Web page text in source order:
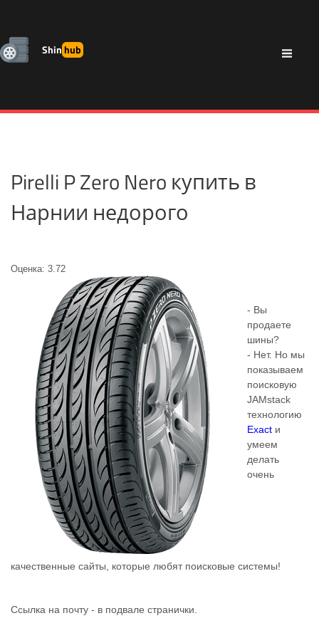
Shinhub
Pirelli P Zero Nero купить в
Нарнии недорого
Оценка: 3.72
- Вы
продаете
шины?
- Нет. Но мы
показываем
поисковую
JAMstack
технологию
Exact и
умеем
делать
очень
качественные сайты, которые любят поисковые системы!
Ссылка на почту - в подвале странички.